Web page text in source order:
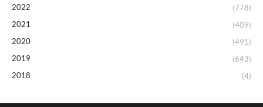
2022
(778)
2021
(409)
2020
(491)
2019
(643)
2018
(4)